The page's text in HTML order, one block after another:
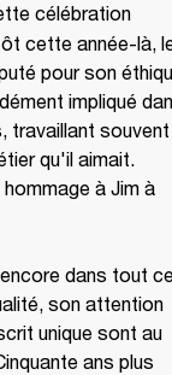
célébration
cette année-là,
pour son
impliqué
travaillant souvent
qu'il aimait.
à Jim à
encore dans tout
son attention
unique sont au
ans plus